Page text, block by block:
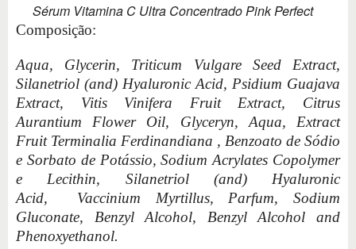
Sérum Vitamina C Ultra Concentrado Pink Perfect
Composição:
Aqua, Glycerin, Triticum Vulgare Seed Extract,
Silanetriol (and) Hyaluronic Acid, Psidium Guajava
Extract, Vitis Vinifera Fruit Extract, Citrus
Aurantium Flower Oil, Glyceryn, Aqua, Extract
Fruit Terminalia Ferdinandiana , Benzoato de Sódio
e Sorbato de Potássio, Sodium Acrylates Copolymer
e Lecithin, Silanetriol (and) Hyaluronic
Acid, Vaccinium Myrtillus, Parfum, Sodium
Gluconate, Benzyl Alcohol, Benzyl Alcohol and
Phenoxyethanol.